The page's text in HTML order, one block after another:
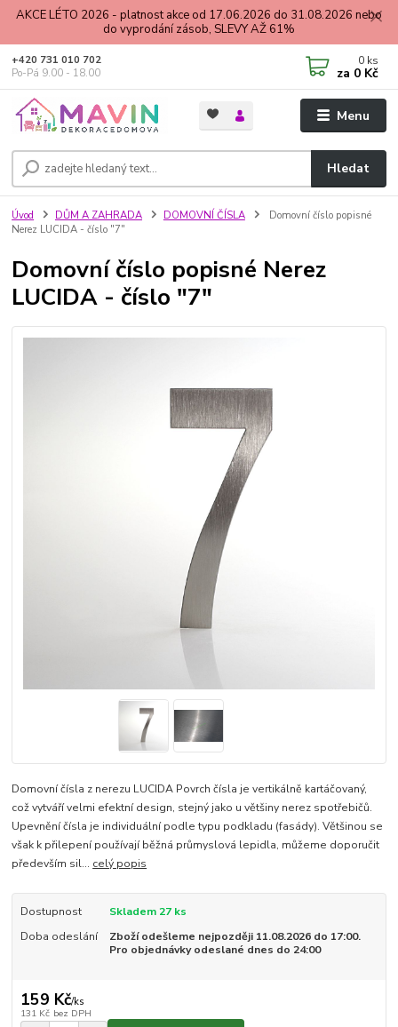
AKCE LÉTO 2026 - platnost akce od 17.06.2026 do 31.08.2026 nebo
do vyprodání zásob, SLEVY AŽ 61%
Menu
Hledat
+420 731 010 702
Po-Pá 9.00 - 18.00
0 ks
za 0 Kč
Úvod DŮM A ZAHRADA DOMOVNÍ ČÍSLA
Domovní číslo popisné
Nerez LUCIDA - číslo "7"
Domovní číslo popisné Nerez
LUCIDA - číslo "7"
Domovní čísla z nerezu LUCIDA Povrch čísla je vertikálně kartáčovaný,
což vytváří velmi efektní design, stejný jako u většiny nerez spotřebičů.
Upevnění čísla je individuální podle typu podkladu (fasády). Většinou se
však k přilepení používají běžná průmyslová lepidla, můžeme doporučit
především sil... celý popis
Dostupnost
Skladem 27 ks
Doba odeslání
Zboží odešleme nejpozději 11.08.2026 do 17:00.
Pro objednávky odeslané dnes do 24:00
159 Kč/ks
131 Kč bez DPH